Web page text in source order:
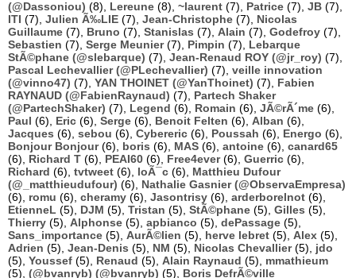
(@Dassoniou) (8), Lereune (8), ~laurent (7), Patrice (7), JB (7),
ITI (7), Julien Ã‰LIE (7), Jean-Christophe (7), Nicolas
Guillaume (7), Bruno (7), Stanislas (7), Alain (7), Godefroy (7),
Sebastien (7), Serge Meunier(7), Pimpin (7), Lebarque
StÃ©phane (@slebarque) (7), Jean-Renaud ROY (@jr_roy) (7),
Pascal Lechevallier (@PLechevallier) (7), veille innovation
(@vinno47) (7), YAN THOINET (@YanThoinet) (7), Fabien
RAYNAUD (@FabienRaynaud) (7), Partech Shaker
(@PartechShaker) (7), Legend (6), Romain (6), JÃ©rÃ´me (6),
Paul (6), Eric (6), Serge (6), Benoit Felten (6), Alban (6),
Jacques (6), sebou (6), Cybereric (6), Poussah (6), Energo (6),
Bonjour Bonjour(6), boris (6), MAS (6), antoine (6), canard65
(6), Richard T (6), PEAI60 (6), Free4ever(6), Guerric (6),
Richard (6), tvtweet (6), loÃ¯c (6), Matthieu Dufour
(@_matthieudufour) (6), Nathalie Gasnier (@ObservaEmpresa)
(6), romu (6), cheramy (6), Jasontrisy (6), arderborelnot (6),
EtienneL (5), DJM (5), Tristan (5), StÃ©phane (5), Gilles (5),
Thierry (5), Alphonse (5), apbianco (5), dePassage (5),
Sans_importance (5), AurÃ©lien (5), herve lebret (5), Alex (5),
Adrien (5), Jean-Denis (5), NM (5), Nicolas Chevallier(5), jdo
(5), Youssef (5), Renaud (5), Alain Raynaud (5), mmathieum
(5), (@bvanryb) (@bvanryb) (5), Boris DefrÃ©ville